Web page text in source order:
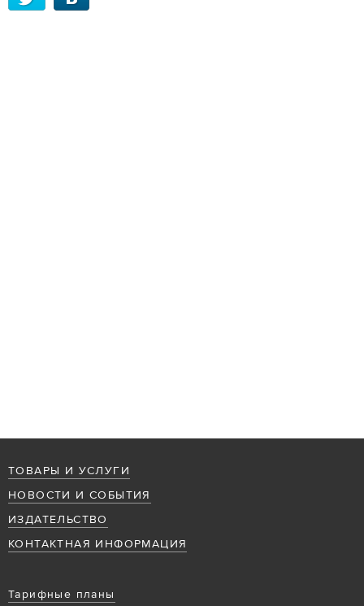
ТОВАРЫ И УСЛУГИ
НОВОСТИ И СОБЫТИЯ
ИЗДАТЕЛЬСТВО
КОНТАКТНАЯ ИНФОРМАЦИЯ
Тарифные планы